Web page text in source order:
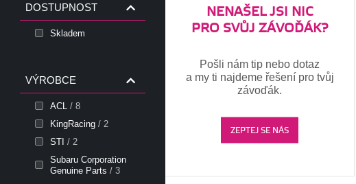
DOSTUPNOST
Skladem
VÝROBCE
ACL / 8
KingRacing / 2
STI / 2
Subaru Corporation
Genuine Parts / 3
NENAŠEL JSI NIC
PRO SVŮJ ZÁVOĎÁK?
Pošli nám tip nebo dotaz
a my ti najdeme řešení pro tvůj
závoďák.
ZEPTEJ SE NÁS